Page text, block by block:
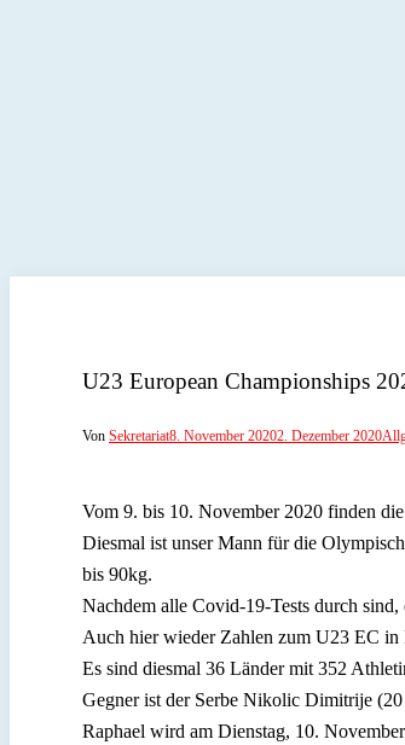
U23 European Championships
Von Sekretariat8. November 20202. Dezember 2020
Vom 9. bis 10. November 2020 finden
Diesmal ist unser Mann für die
bis 90kg.
Nachdem alle Covid-19-Tests durch
Auch hier wieder Zahlen zum U23 EC in
Es sind diesmal 36 Länder mit 352
Gegner ist der Serbe Nikolic Dimitrije
Raphael wird am Dienstag, 10.